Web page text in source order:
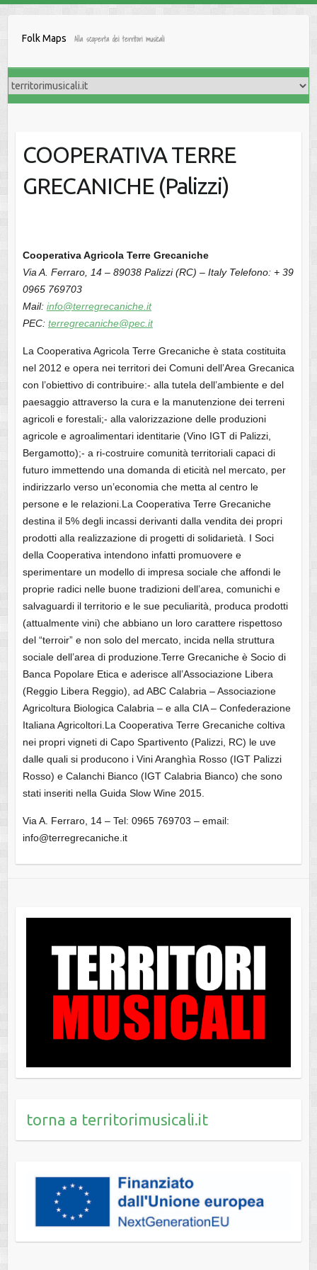
Folk Maps Alla scoperta dei territori musicali
COOPERATIVA TERRE
GRECANICHE (Palizzi)
Cooperativa Agricola Terre Grecaniche
Via A. Ferraro, 14 – 89038 Palizzi (RC) – ItalyTelefono: + 39
0965 769703
Mail: info@terregrecaniche.it
PEC: terregrecaniche@pec.it
La Cooperativa Agricola Terre Grecaniche è stata costituita
nel 2012 e opera nei territori dei Comuni dell’Area Grecanica
con l’obiettivo di contribuire:- alla tutela dell’ambiente e del
paesaggio attraverso la cura e la manutenzione dei terreni
agricoli e forestali;- alla valorizzazione delle produzioni
agricole e agroalimentari identitarie (Vino IGT di Palizzi,
Bergamotto);- a ri-costruire comunità territoriali capaci di
futuro immettendo una domanda di eticità nel mercato, per
indirizzarlo verso un’economia che metta al centro le
persone e le relazioni.La Cooperativa Terre Grecaniche
destina il 5% degli incassi derivanti dalla vendita dei propri
prodotti alla realizzazione di progetti di solidarietà. I Soci
della Cooperativa intendono infatti promuovere e
sperimentare un modello di impresa sociale che affondi le
proprie radici nelle buone tradizioni dell’area, comunichi e
salvaguardi il territorio e le sue peculiarità, produca prodotti
(attualmente vini) che abbiano un loro carattere rispettoso
del “terroir” e non solo del mercato, incida nella struttura
sociale dell’area di produzione.Terre Grecaniche è Socio di
Banca Popolare Etica e aderisce all’Associazione Libera
(Reggio Libera Reggio), ad ABC Calabria – Associazione
Agricoltura Biologica Calabria – e alla CIA – Confederazione
Italiana Agricoltori.La Cooperativa Terre Grecaniche coltiva
nei propri vigneti di Capo Spartivento (Palizzi, RC) le uve
dalle quali si producono i Vini Aranghìa Rosso (IGT Palizzi
Rosso) e Calanchi Bianco (IGT Calabria Bianco) che sono
stati inseriti nella Guida Slow Wine 2015.
Via A. Ferraro, 14 – Tel: 0965 769703 – email:
info@terregrecaniche.it
torna a territorimusicali.it